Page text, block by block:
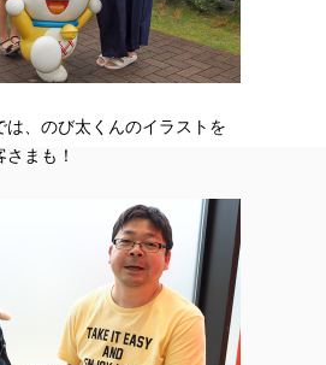
は、のび太くんのイラストを
まも！